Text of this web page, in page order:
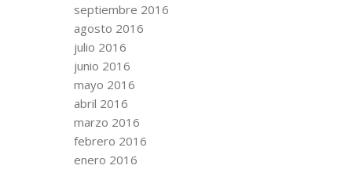
septiembre 2016
agosto 2016
julio 2016
junio 2016
mayo 2016
abril 2016
marzo 2016
febrero 2016
enero 2016